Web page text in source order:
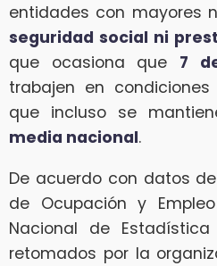
entidades con mayores
seguridad social ni
que ocasiona que 7
trabajen en
que incluso se
media nacional.
De acuerdo con datos
de Ocupación y
Nacional de
retomados por la